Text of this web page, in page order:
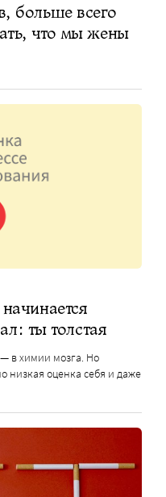
больше всего
что мы жены
ты толстая
— в химии мозга. Но
низкая оценка себя и даже